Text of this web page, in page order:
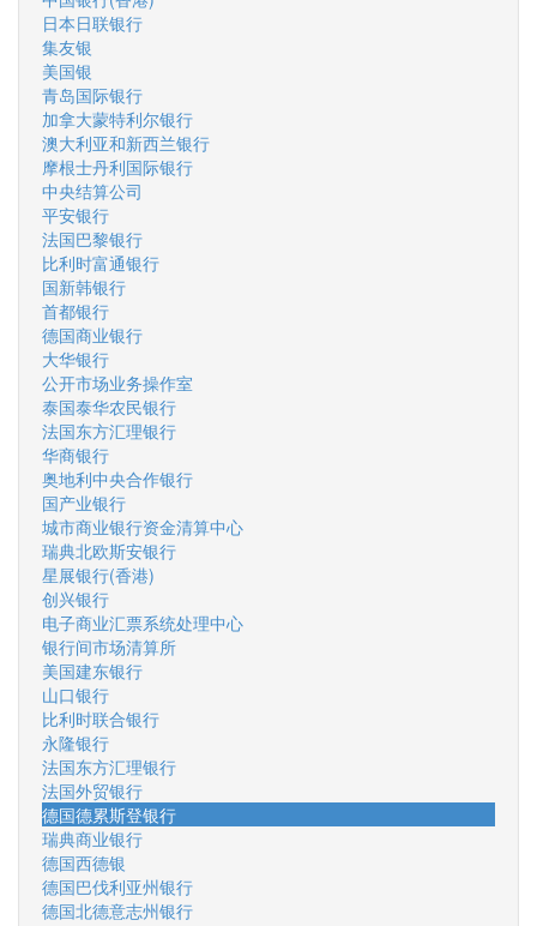
日本日联银行
集友银
美国银
青岛国际银行
加拿大蒙特利尔银行
澳大利亚和新西兰银行
摩根士丹利国际银行
中央结算公司
平安银行
法国巴黎银行
比利时富通银行
国新韩银行
首都银行
德国商业银行
大华银行
公开市场业务操作室
泰国泰华农民银行
法国东方汇理银行
华商银行
奥地利中央合作银行
国产业银行
城市商业银行资金清算中心
瑞典北欧斯安银行
星展银行(香港)
创兴银行
电子商业汇票系统处理中心
银行间市场清算所
美国建东银行
山口银行
比利时联合银行
永隆银行
法国东方汇理银行
法国外贸银行
德国德累斯登银行
瑞典商业银行
德国西德银
德国巴伐利亚州银行
德国北德意志州银行